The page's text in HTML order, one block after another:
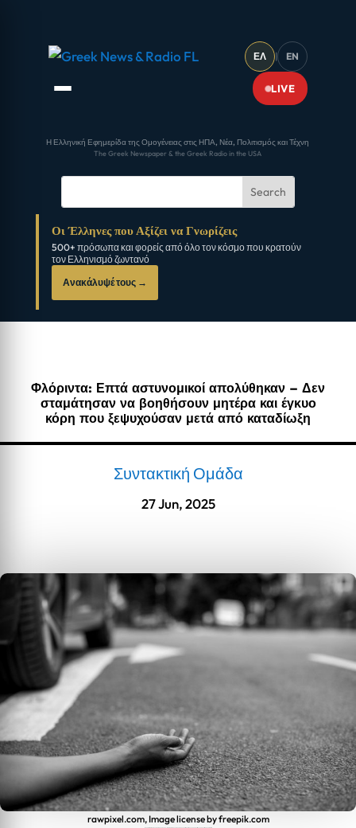
ΕΛ | EN
LIVE
Η Ελληνική Εφημερίδα της Ομογένειας στις ΗΠΑ, Νέα, Πολιτισμός και Τέχνη
The Greek Newspaper & the Greek Radio in the USA
Οι Έλληνες που Αξίζει να Γνωρίζεις
500+ πρόσωπα και φορείς από όλο τον κόσμο που κρατούν
τον Ελληνισμό ζωντανό
Ανακάλυψέ τους →
Φλόριντα: Επτά αστυνομικοί απολύθηκαν – Δεν
σταμάτησαν να βοηθήσουν μητέρα και έγκυο
κόρη που ξεψυχούσαν μετά από καταδίωξη
Συντακτική Ομάδα
27 Jun, 2025
rawpixel.com, Image license by freepik.com